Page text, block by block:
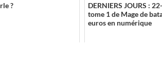
?
DERNIERS JOURS :
tome 1 de Mage de
euros en numérique